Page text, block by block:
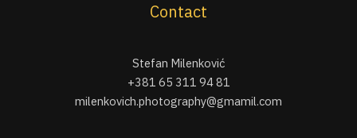
Contact
Stefan Milenković
+381 65 311 94 81
milenkovich.photography@gmamil.com